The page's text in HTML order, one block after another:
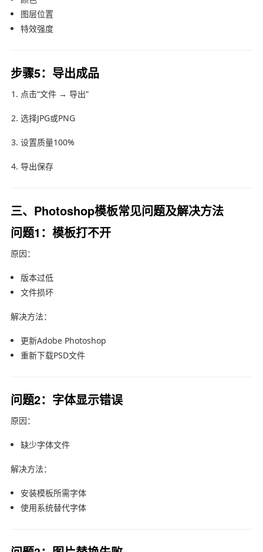
图层位置
特效强度
步骤5：导出成品
点击“文件 → 导出”
选择JPG或PNG
设置质量100%
导出保存
三、Photoshop模板常见问题及解决方法
问题1：模板打不开
原因：
版本过低
文件损坏
解决方法：
更新Adobe Photoshop
重新下载PSD文件
问题2：字体显示错误
原因：
缺少字体文件
解决方法：
安装模板所需字体
使用系统替代字体